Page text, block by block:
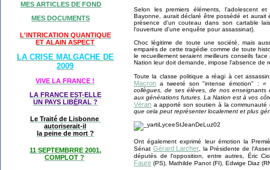
MES ARTICLES DE FOND
MES DOCUMENTS
L'INTRICATION QUANTIQUE
ET ALAIN ASPECT
LA CRISE MALGACHE DE
2009
VIVE LA FRANCE !
LA FRANCE EST-ELLE
UN PAYS LIBÉRAL ?
Le Traité de Lisbonne
autoriserait-il
la peine de mort ?
11 SEPTEMBRRE 2001,
COMPLOT ?
Selon les premiers éléments, l'adolescent
Bayonne, aurait déclaré être possédé et
présence d'un couteau dans son cartable
l'ouverture d'une enquête pour assassinat).
Choc légitime de toute une société, mais
emparés de cette tragédie comme de toute
le recueillement seraient meilleurs conseils
Nation leur doit demande, impose l'absence de
Toute la classe politique a réagi à cet
Macron a tweeté son "intense émotion" :«
collègues, de ses élèves, de nos
aux générations futures. La Nation est à vos
Véran a apporté son soutien à la
que cela peut représenter localement et plus
Ont également exprimé leur émotion la
Sénat Gérard Larcher , la Présidente de
députés de l'opposition, entre autres, Éric
Faure (PS), Mathilde Panot (FI), Edwige Diaz